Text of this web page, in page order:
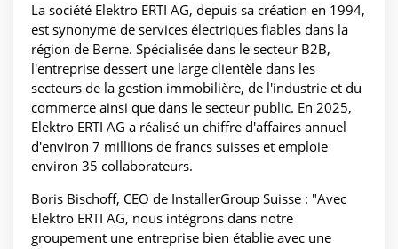
La société Elektro ERTI AG, depuis sa création en 1994,
est synonyme de services électriques fiables dans la
région de Berne. Spécialisée dans le secteur B2B,
l'entreprise dessert une large clientèle dans les
secteurs de la gestion immobilière, de l'industrie et du
commerce ainsi que dans le secteur public. En 2025,
Elektro ERTI AG a réalisé un chiffre d'affaires annuel
d'environ 7 millions de francs suisses et emploie
environ 35 collaborateurs.
Boris Bischoff, CEO de InstallerGroup Suisse : "Avec
Elektro ERTI AG, nous intégrons dans notre
groupement une entreprise bien établie avec une